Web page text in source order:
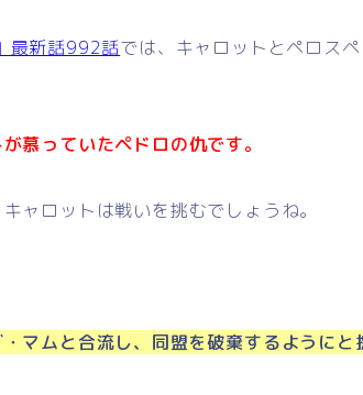
最新話992話では、キャロットとペロス
慕っていたペドロの仇です。
ャロットは戦いを挑むでしょうね。
マムと合流し、同盟を破棄するようにと